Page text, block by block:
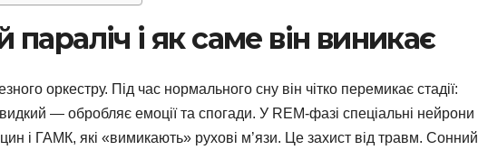
і як саме він виникає
оркестру. Під час нормального сну він чітко перемикає стадії:
— обробляє емоції та спогади. У REM-фазі спеціальні нейрони
і ГАМК, які «вимикають» рухові м’язи. Це захист від травм. Сонний